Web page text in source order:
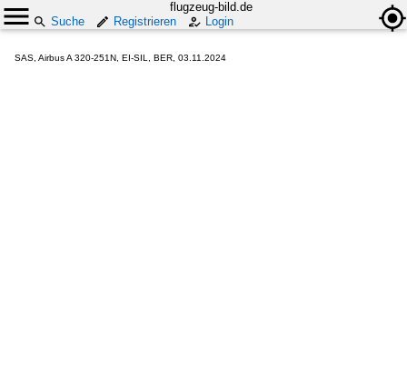
flugzeug-bild.de
Suche
Registrieren Login
SAS, Airbus A 320-251N, EI-SIL, BER, 03.11.2024